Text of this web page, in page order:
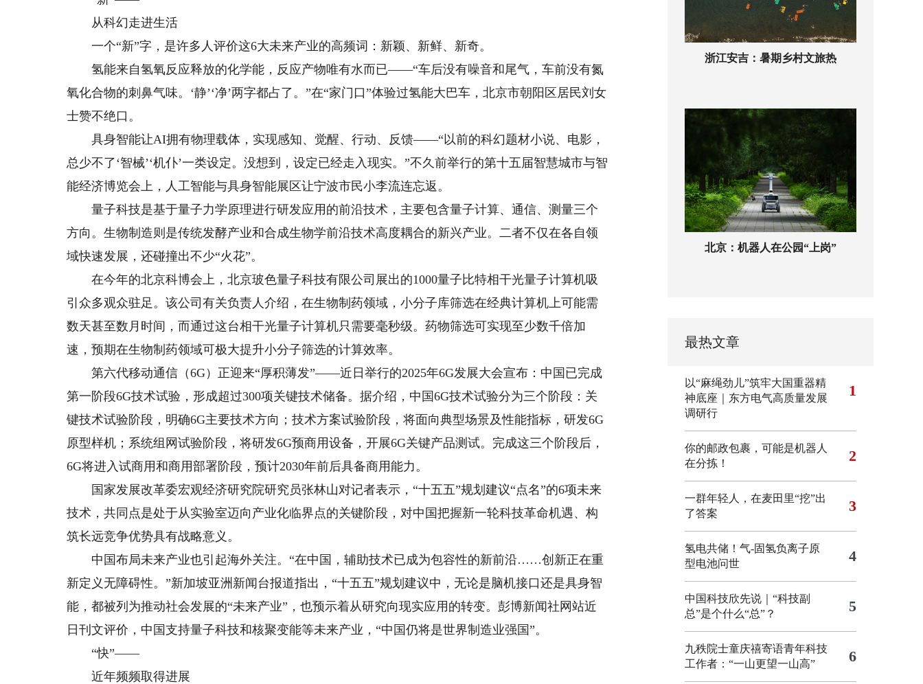
从科幻走进生活
一个“新”字，是许多人评价这6大未来产业的高频词：新颖、新鲜、新奇。
氢能来自氢氧反应释放的化学能，反应产物唯有水而已——“车后没有噪音和尾气，车前没有氮
氧化合物的刺鼻气味。‘静’‘净’两字都占了。”在“家门口”体验过氢能大巴车，北京市朝阳区居民刘女
士赞不绝口。
具身智能让AI拥有物理载体，实现感知、觉醒、行动、反馈——“以前的科幻题材小说、电影，
总少不了‘智械’‘机仆’一类设定。没想到，设定已经走入现实。”不久前举行的第十五届智慧城市与智
能经济博览会上，人工智能与具身智能展区让宁波市民小李流连忘返。
量子科技是基于量子力学原理进行研发应用的前沿技术，主要包含量子计算、通信、测量三个
方向。生物制造则是传统发酵产业和合成生物学前沿技术高度耦合的新兴产业。二者不仅在各自领
域快速发展，还碰撞出不少“火花”。
在今年的北京科博会上，北京玻色量子科技有限公司展出的1000量子比特相干光量子计算机吸
引众多观众驻足。该公司有关负责人介绍，在生物制药领域，小分子库筛选在经典计算机上可能需
数天甚至数月时间，而通过这台相干光量子计算机只需要毫秒级。药物筛选可实现至少数千倍加
速，预期在生物制药领域可极大提升小分子筛选的计算效率。
第六代移动通信（6G）正迎来“厚积薄发”——近日举行的2025年6G发展大会宣布：中国已完成
第一阶段6G技术试验，形成超过300项关键技术储备。据介绍，中国6G技术试验分为三个阶段：关
键技术试验阶段，明确6G主要技术方向；技术方案试验阶段，将面向典型场景及性能指标，研发6G
原型样机；系统组网试验阶段，将研发6G预商用设备，开展6G关键产品测试。完成这三个阶段后，
6G将进入试商用和商用部署阶段，预计2030年前后具备商用能力。
国家发展改革委宏观经济研究院研究员张林山对记者表示，“十五五”规划建议“点名”的6项未来
技术，共同点是处于从实验室迈向产业化临界点的关键阶段，对中国把握新一轮科技革命机遇、构
筑长远竞争优势具有战略意义。
中国布局未来产业也引起海外关注。“在中国，辅助技术已成为包容性的新前沿……创新正在重
新定义无障碍性。”新加坡亚洲新闻台报道指出，“十五五”规划建议中，无论是脑机接口还是具身智
能，都被列为推动社会发展的“未来产业”，也预示着从研究向现实应用的转变。彭博新闻社网站近
日刊文评价，中国支持量子科技和核聚变能等未来产业，“中国仍将是世界制造业强国”。
“快”——
近年频频取得进展
浙江安吉：暑期乡村文旅热
北京：机器人在公园“上岗”
最热文章
以“麻绳劲儿”筑牢大国重器精
神底座｜东方电气高质量发展
调研行
1
你的邮政包裹，可能是机器人
在分拣！
2
一群年轻人，在麦田里“挖”出
了答案
3
氢电共储！气-固氢负离子原
型电池问世
4
中国科技欣先说｜“科技副
总”是个什么“总”？
5
九秩院士童庆禧寄语青年科技
工作者：“一山更望一山高”
6